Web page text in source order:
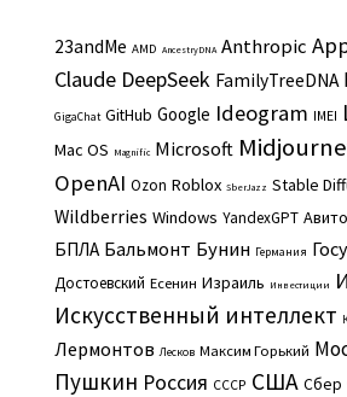
23andMe AMD AncestryDNA Anthropic
Claude DeepSeek FamilyTreeDNA
GigaChat GitHub Google Ideogram IMEI
Mac OS Magnific Microsoft
OpenAI Ozon Roblox SberJazz Stable
Wildberries Windows YandexGPT Авито
БПЛА Бальмонт Бунин Германия
Достоевский Есенин Израиль Инвестиции
Искусственный интеллект
Лермонтов Лесков Максим Горький
Пушкин Россия СССР США Сбер